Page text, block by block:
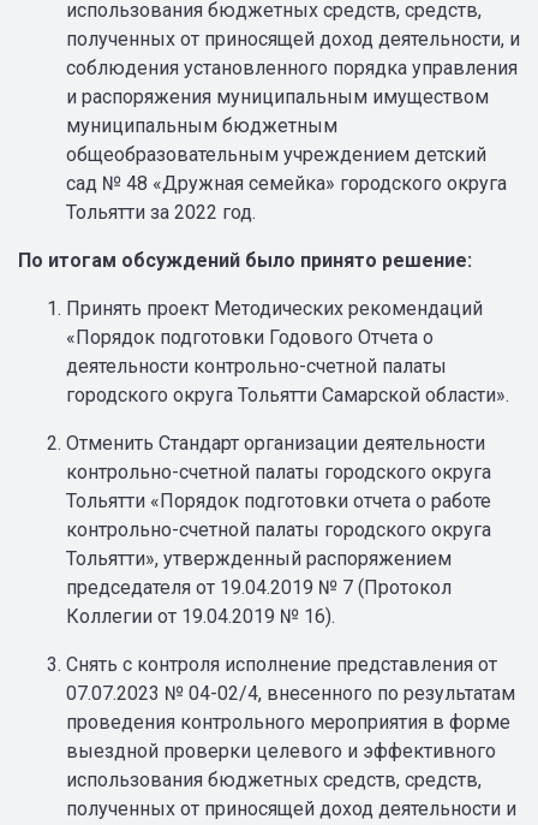
использования бюджетных средств, средств,
полученных от приносящей доход деятельности, и
соблюдения установленного порядка управления
и распоряжения муниципальным имуществом
муниципальным бюджетным
общеобразовательным учреждением детский
сад № 48 «Дружная семейка» городского округа
Тольятти за 2022 год.
По итогам обсуждений было принято решение:
Принять проект Методических рекомендаций
«Порядок подготовки Годового Отчета о
деятельности контрольно-счетной палаты
городского округа Тольятти Самарской области».
Отменить Стандарт организации деятельности
контрольно-счетной палаты городского округа
Тольятти «Порядок подготовки отчета о работе
контрольно-счетной палаты городского округа
Тольятти», утвержденный распоряжением
председателя от 19.04.2019 № 7 (Протокол
Коллегии от 19.04.2019 № 16).
Снять с контроля исполнение представления от
07.07.2023 № 04-02/4, внесенного по результатам
проведения контрольного мероприятия в форме
выездной проверки целевого и эффективного
использования бюджетных средств, средств,
полученных от приносящей доход деятельности и